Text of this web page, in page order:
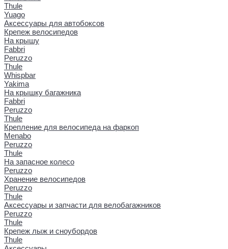
Thule
Yuago
Аксессуары для автобоксов
Крепеж велосипедов
На крышу
Fabbri
Peruzzo
Thule
Whispbar
Yakima
На крышку багажника
Fabbri
Peruzzo
Thule
Крепление для велосипеда на фаркоп
Menabo
Peruzzo
Thule
На запасное колесо
Peruzzo
Хранение велосипедов
Peruzzo
Thule
Аксессуары и запчасти для велобагажников
Peruzzo
Thule
Крепеж лыж и сноубордов
Thule